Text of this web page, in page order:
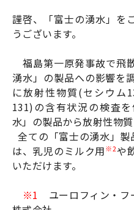
謹啓、「富士の湧水」を
うございます。
福島第一原発事故で飛
湧水」の製品への影響を
に放射性物質(セシウム
131)の含有状況の検査
水」の製品から放射性物
全ての「富士の湧水」
は、乳児のミルク用※2や
いただけます。
※1
ユーロフィン・フ